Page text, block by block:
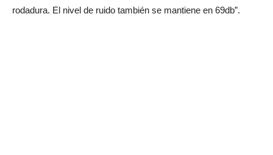
rodadura. El nivel de ruido también se mantiene en 69db”.